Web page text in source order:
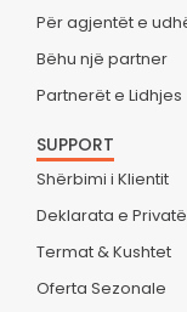
Për agjentët e
Bëhu një partner
Partnerët e Lidhjes
SUPPORT
Shërbimi i Klientit
Deklarata e
Termat & Kushtet
Oferta Sezonale